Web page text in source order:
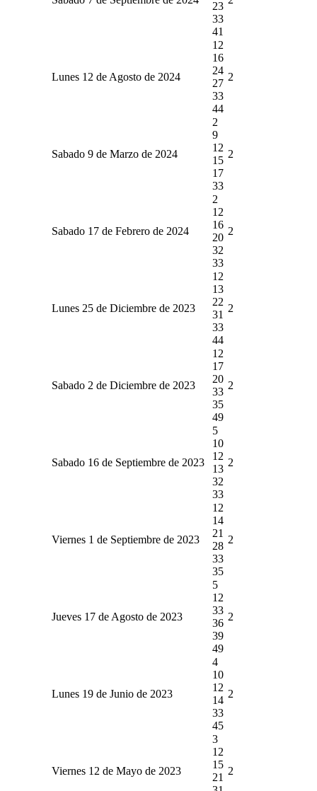
23
33
41
Lunes 12 de Agosto de 2024
12
16
24
27
33
44
2
Sabado 9 de Marzo de 2024
2
9
12
15
17
33
2
Sabado 17 de Febrero de 2024
2
12
16
20
32
33
2
Lunes 25 de Diciembre de 2023
12
13
22
31
33
44
2
Sabado 2 de Diciembre de 2023
12
17
20
33
35
49
2
Sabado 16 de Septiembre de 2023
5
10
12
13
32
33
2
Viernes 1 de Septiembre de 2023
12
14
21
28
33
35
2
Jueves 17 de Agosto de 2023
5
12
33
36
39
49
2
Lunes 19 de Junio de 2023
4
10
12
14
33
45
2
Viernes 12 de Mayo de 2023
3
12
15
21
2